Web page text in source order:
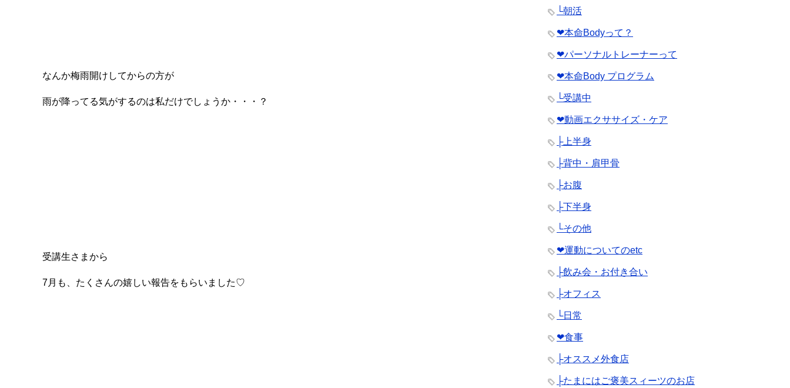
なんか梅雨開けしてからの方が
雨が降ってる気がするのは私だけでしょうか・・・？
受講生さまから
7月も、たくさんの嬉しい報告をもらいました♡
└朝活
❤︎本命Bodyって？
❤︎パーソナルトレーナーって
❤︎本命Body プログラム
└受講中
❤︎動画エクササイズ・ケア
├上半身
├背中・肩甲骨
├お腹
├下半身
└その他
❤︎運動についてのetc
├飲み会・お付き合い
├オフィス
└日常
❤︎食事
├オススメ外食店
├たまにはご褒美スィーツのお店